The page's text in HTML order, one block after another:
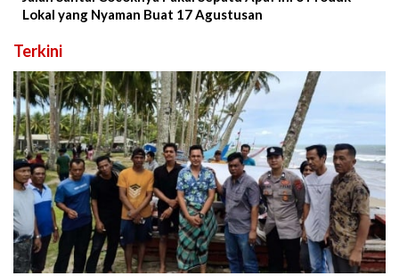
Lokal yang Nyaman Buat 17 Agustusan
Terkini